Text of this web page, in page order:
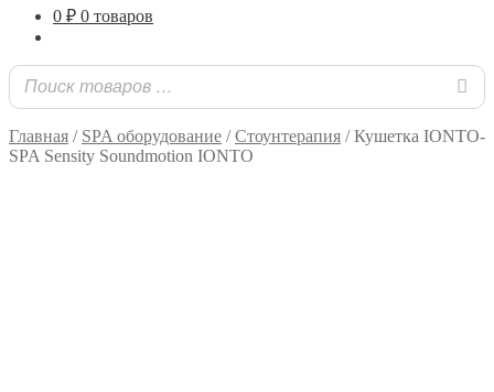
0 ₽ 0 товаров
Главная / SPA оборудование /Стоунтерапия /Кушетка IONTO-
SPA Sensity Soundmotion IONTO